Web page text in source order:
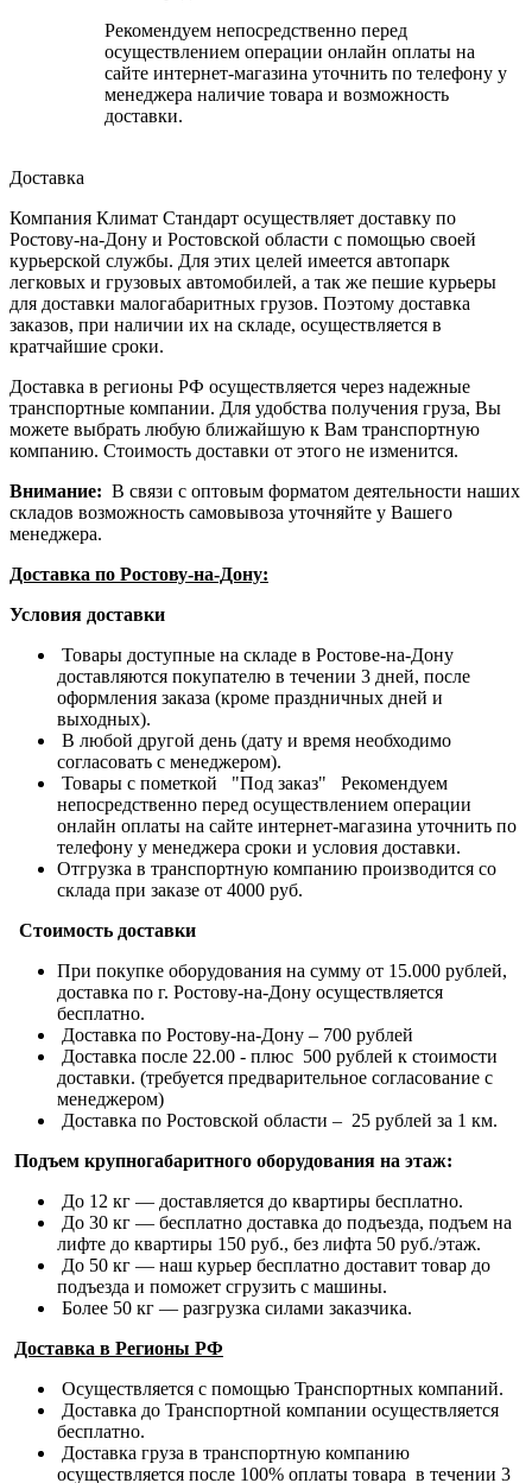
Рекомендуем непосредственно перед
осуществлением операции онлайн оплаты на
сайте интернет-магазина уточнить по телефону у
менеджера наличие товара и возможность
доставки.
Доставка
Компания Климат Стандарт осуществляет доставку по
Ростову-на-Дону и Ростовской области с помощью своей
курьерской службы. Для этих целей имеется автопарк
легковых и грузовых автомобилей, а так же пешие курьеры
для доставки малогабаритных грузов. Поэтому доставка
заказов, при наличии их на складе, осуществляется в
кратчайшие сроки.
Доставка в регионы РФ осуществляется через надежные
транспортные компании. Для удобства получения груза, Вы
можете выбрать любую ближайшую к Вам транспортную
компанию. Стоимость доставки от этого не изменится.
Внимание: В связи с оптовым форматом деятельности наших
складов возможность самовывоза уточняйте у Вашего
менеджера.
Доставка по Ростову-на-Дону:
Условия доставки
Товары доступные на складе в Ростове-на-Дону
доставляются покупателю в течении 3 дней, после
оформления заказа (кроме праздничных дней и
выходных).
В любой другой день (дату и время необходимо
согласовать с менеджером).
Товары с пометкой "Под заказ" Рекомендуем
непосредственно перед осуществлением операции
онлайн оплаты на сайте интернет-магазина уточнить по
телефону у менеджера сроки и условия доставки.
Отгрузка в транспортную компанию производится со
склада при заказе от 4000 руб.
Стоимость доставки
При покупке оборудования на сумму от 15.000 рублей,
доставка по г. Ростову-на-Дону осуществляется
бесплатно.
Доставка по Ростову-на-Дону – 700 рублей
Доставка после 22.00 - плюс 500 рублей к стоимости
доставки. (требуется предварительное согласование с
менеджером)
Доставка по Ростовской области – 25 рублей за 1 км.
Подъем крупногабаритного оборудования на этаж:
До 12 кг — доставляется до квартиры бесплатно.
До 30 кг — бесплатно доставка до подъезда, подъем на
лифте до квартиры 150 руб., без лифта 50 руб./этаж.
До 50 кг — наш курьер бесплатно доставит товар до
подъезда и поможет сгрузить с машины.
Более 50 кг — разгрузка силами заказчика.
Доставка в Регионы РФ
Осуществляется с помощью Транспортных компаний.
Доставка до Транспортной компании осуществляется
бесплатно.
Доставка груза в транспортную компанию
осуществляется после 100% оплаты товара в течении 3